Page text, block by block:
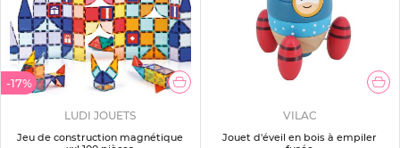
-17%
LUDI JOUETS
Jeu de construction magnétique
VILAC
Jouet d'éveil en bois à empiler